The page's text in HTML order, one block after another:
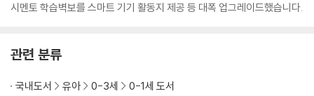
시멘토 학습벽보를 스마트 기기 활동지 제공 등 대폭 업그레이드했습니다.
관련 분류
국내도서 유아 0-3세
0-1세 도서